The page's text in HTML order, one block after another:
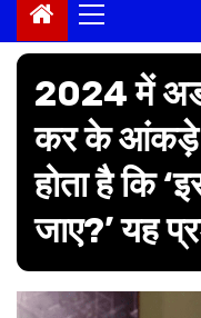
Primary
Menu
2024 में
कर के आंकड़े
होता है कि
जाए?’ यह